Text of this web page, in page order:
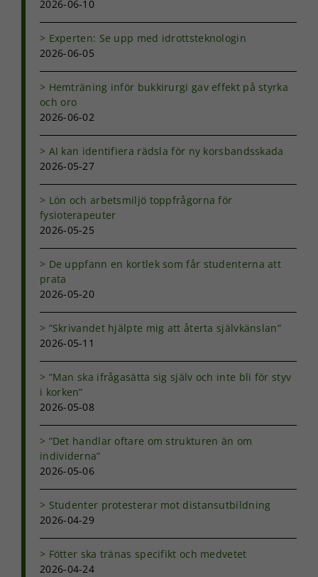
2026-06-10
Experten: Se upp med idrottsteknologin
2026-06-05
Hemträning inför bukkirurgi gav effekt på styrka
och oro
2026-06-02
AI kan identifiera rädsla för ny korsbandsskada
2026-05-27
Lön och arbetsmiljö toppfrågorna för
fysioterapeuter
2026-05-25
De uppfann en kortlek som får studenterna att
prata
2026-05-20
”Skrivandet hjälpte mig att återta självkänslan”
2026-05-11
”Man ska ifrågasätta sig själv och inte bli för styv
i korken”
2026-05-08
”Det handlar oftare om strukturen än om
individerna”
2026-05-06
Studenter protesterar mot distansutbildning
2026-04-29
Fötter ska tränas specifikt och medvetet
2026-04-24
går inte att